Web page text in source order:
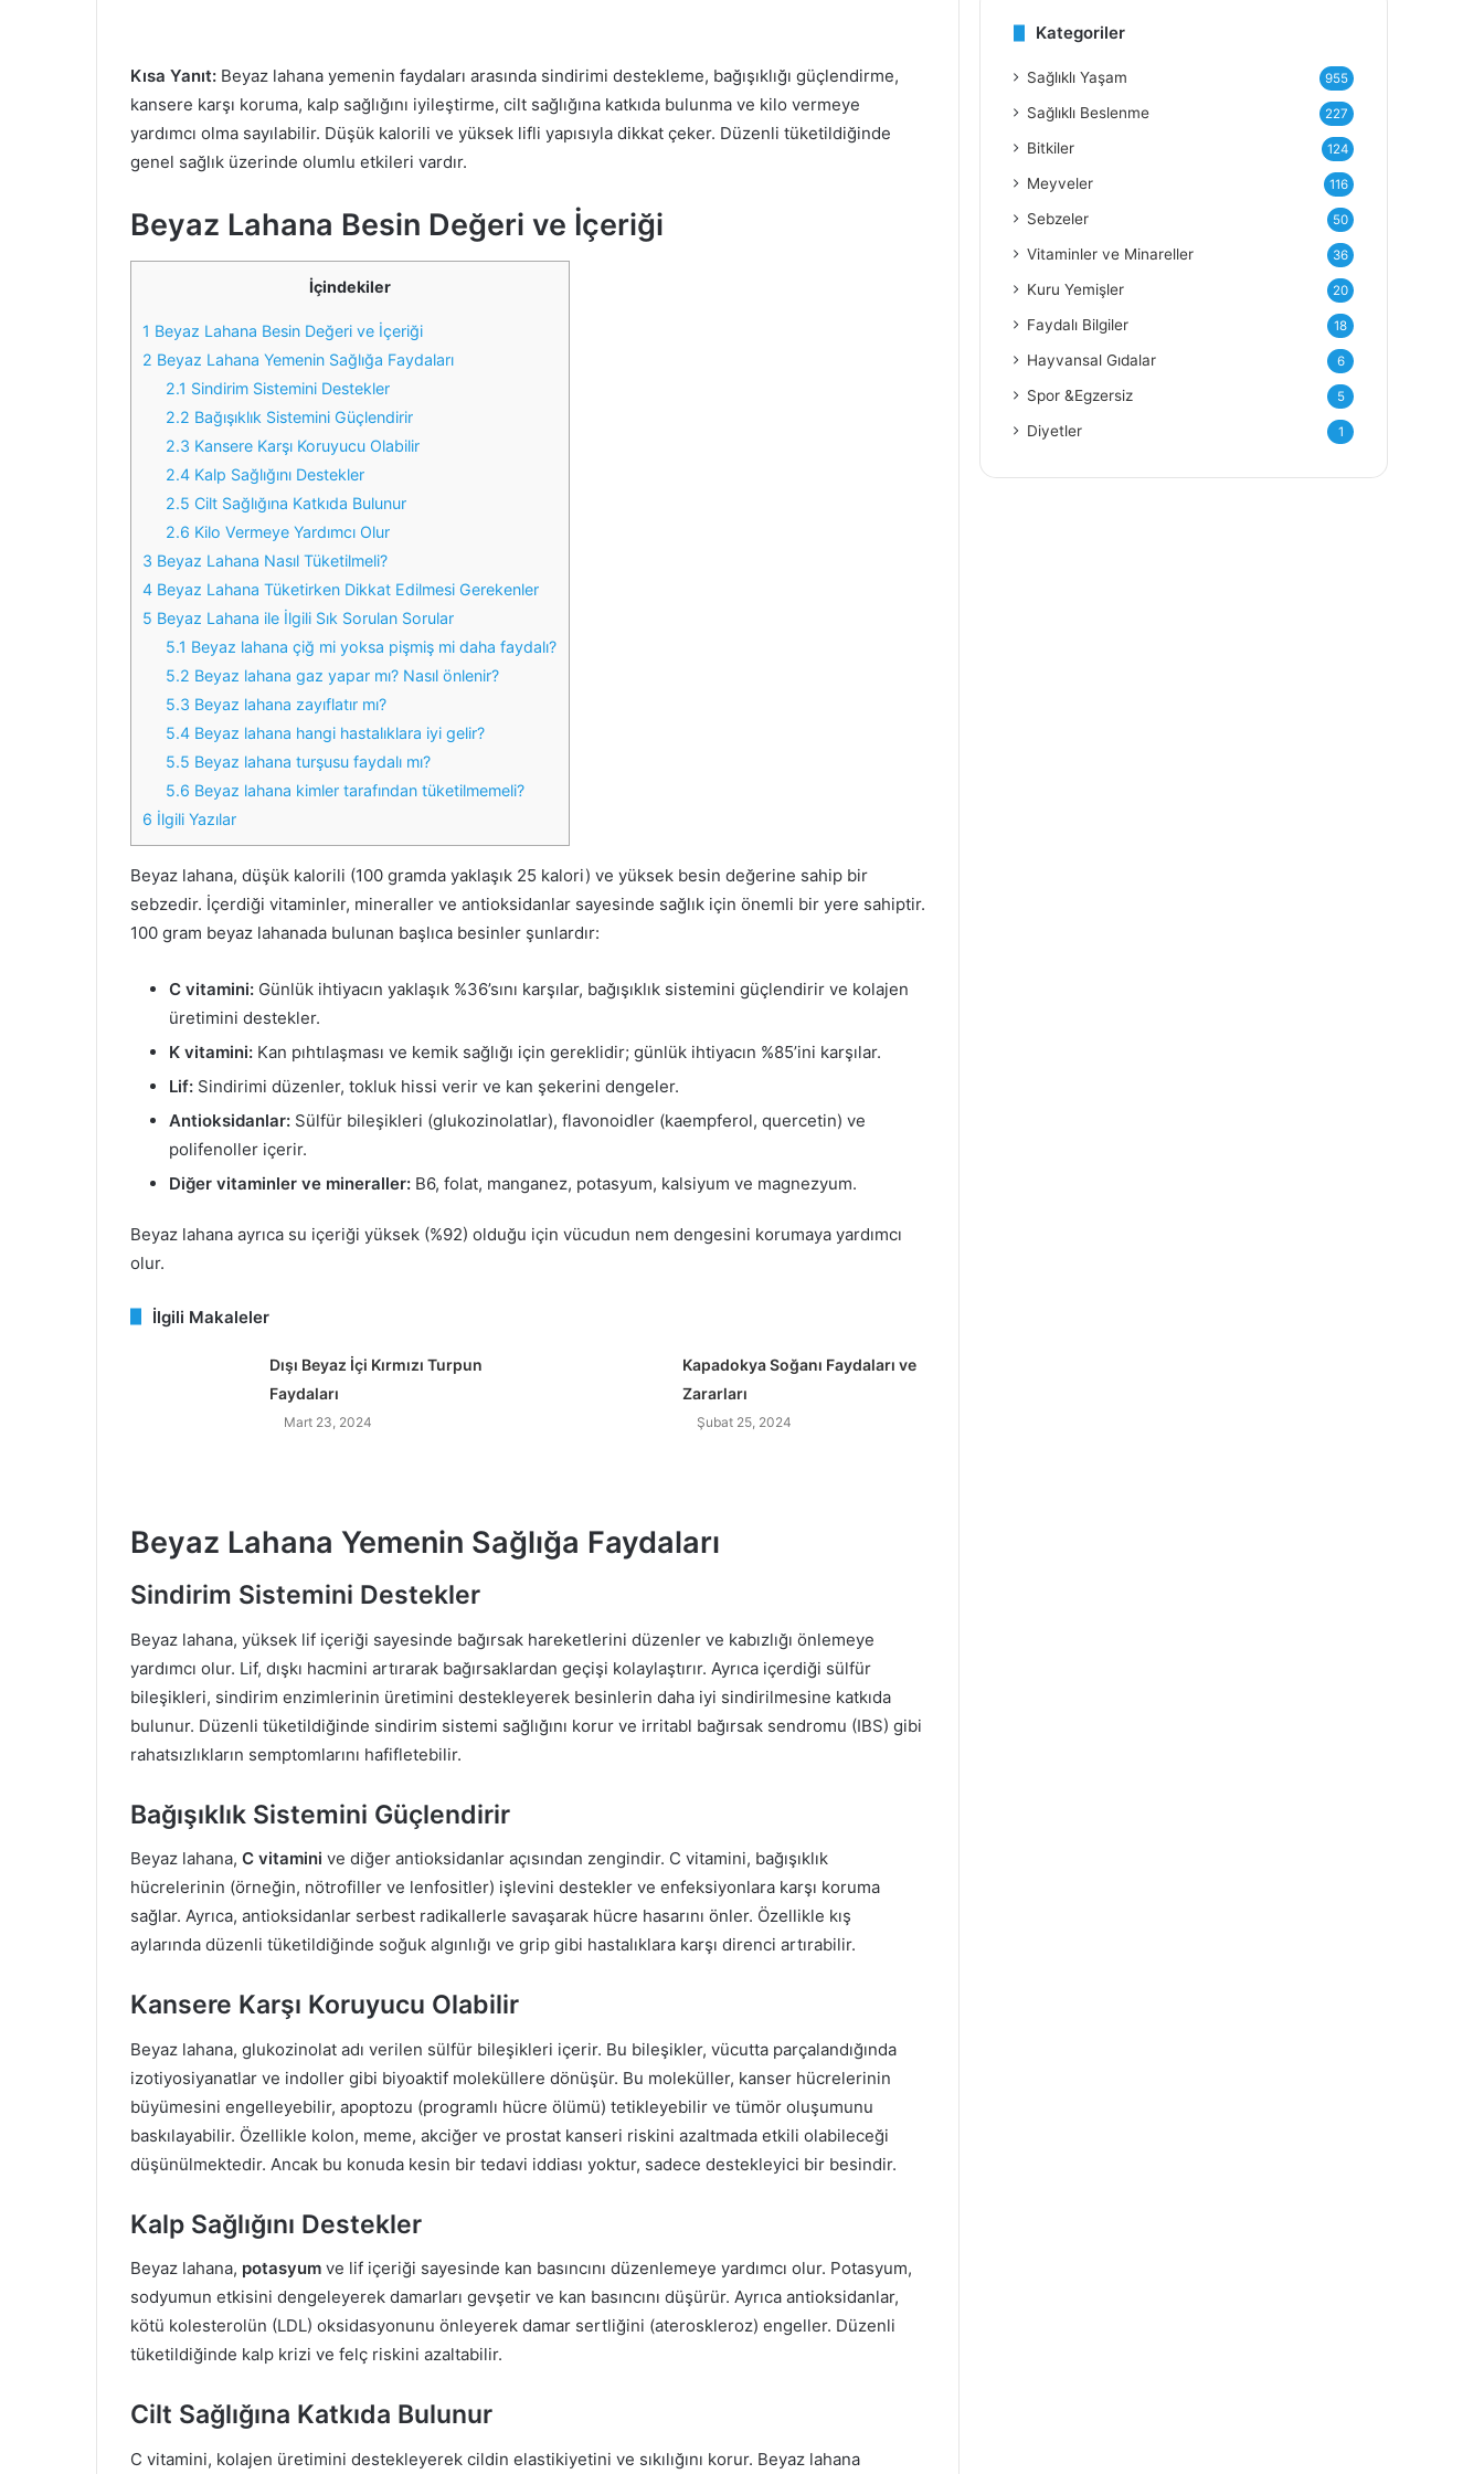
Kısa Yanıt: Beyaz lahana yemenin faydaları arasında sindirimi destekleme, bağışıklığı güçlendirme,
kansere karşı koruma, kalp sağlığını iyileştirme, cilt sağlığına katkıda bulunma ve kilo vermeye
yardımcı olma sayılabilir. Düşük kalorili ve yüksek lifli yapısıyla dikkat çeker. Düzenli tüketildiğinde
genel sağlık üzerinde olumlu etkileri vardır.
Beyaz Lahana Besin Değeri ve İçeriği
İçindekiler
1 Beyaz Lahana Besin Değeri ve İçeriği
2 Beyaz Lahana Yemenin Sağlığa Faydaları
2.1 Sindirim Sistemini Destekler
2.2 Bağışıklık Sistemini Güçlendirir
2.3 Kansere Karşı Koruyucu Olabilir
2.4 Kalp Sağlığını Destekler
2.5 Cilt Sağlığına Katkıda Bulunur
2.6 Kilo Vermeye Yardımcı Olur
3 Beyaz Lahana Nasıl Tüketilmeli?
4 Beyaz Lahana Tüketirken Dikkat Edilmesi Gerekenler
5 Beyaz Lahana ile İlgili Sık Sorulan Sorular
5.1 Beyaz lahana çiğ mi yoksa pişmiş mi daha faydalı?
5.2 Beyaz lahana gaz yapar mı? Nasıl önlenir?
5.3 Beyaz lahana zayıflatır mı?
5.4 Beyaz lahana hangi hastalıklara iyi gelir?
5.5 Beyaz lahana turşusu faydalı mı?
5.6 Beyaz lahana kimler tarafından tüketilmemeli?
6 İlgili Yazılar
Beyaz lahana, düşük kalorili (100 gramda yaklaşık 25 kalori) ve yüksek besin değerine sahip bir
sebzedir. İçerdiği vitaminler, mineraller ve antioksidanlar sayesinde sağlık için önemli bir yere sahiptir.
100 gram beyaz lahanada bulunan başlıca besinler şunlardır:
C vitamini: Günlük ihtiyacın yaklaşık %36’sını karşılar, bağışıklık sistemini güçlendirir ve kolajen
üretimini destekler.
K vitamini: Kan pıhtılaşması ve kemik sağlığı için gereklidir; günlük ihtiyacın %85’ini karşılar.
Lif: Sindirimi düzenler, tokluk hissi verir ve kan şekerini dengeler.
Antioksidanlar: Sülfür bileşikleri (glukozinolatlar), flavonoidler (kaempferol, quercetin) ve
polifenoller içerir.
Diğer vitaminler ve mineraller: B6, folat, manganez, potasyum, kalsiyum ve magnezyum.
Beyaz lahana ayrıca su içeriği yüksek (%92) olduğu için vücudun nem dengesini korumaya yardımcı
olur.
İlgili Makaleler
Dışı Beyaz İçi Kırmızı Turpun
Faydaları
Mart 23, 2024
Kapadokya Soğanı Faydaları ve
Zararları
Şubat 25, 2024
Beyaz Lahana Yemenin Sağlığa Faydaları
Sindirim Sistemini Destekler
Beyaz lahana, yüksek lif içeriği sayesinde bağırsak hareketlerini düzenler ve kabızlığı önlemeye
yardımcı olur. Lif, dışkı hacmini artırarak bağırsaklardan geçişi kolaylaştırır. Ayrıca içerdiği sülfür
bileşikleri, sindirim enzimlerinin üretimini destekleyerek besinlerin daha iyi sindirilmesine katkıda
bulunur. Düzenli tüketildiğinde sindirim sistemi sağlığını korur ve irritabl bağırsak sendromu (IBS) gibi
rahatsızlıkların semptomlarını hafifletebilir.
Bağışıklık Sistemini Güçlendirir
Beyaz lahana, C vitamini ve diğer antioksidanlar açısından zengindir. C vitamini, bağışıklık
hücrelerinin (örneğin, nötrofiller ve lenfositler) işlevini destekler ve enfeksiyonlara karşı koruma
sağlar. Ayrıca, antioksidanlar serbest radikallerle savaşarak hücre hasarını önler. Özellikle kış
aylarında düzenli tüketildiğinde soğuk algınlığı ve grip gibi hastalıklara karşı direnci artırabilir.
Kansere Karşı Koruyucu Olabilir
Beyaz lahana, glukozinolat adı verilen sülfür bileşikleri içerir. Bu bileşikler, vücutta parçalandığında
izotiyosiyanatlar ve indoller gibi biyoaktif moleküllere dönüşür. Bu moleküller, kanser hücrelerinin
büyümesini engelleyebilir, apoptozu (programlı hücre ölümü) tetikleyebilir ve tümör oluşumunu
baskılayabilir. Özellikle kolon, meme, akciğer ve prostat kanseri riskini azaltmada etkili olabileceği
düşünülmektedir. Ancak bu konuda kesin bir tedavi iddiası yoktur, sadece destekleyici bir besindir.
Kalp Sağlığını Destekler
Beyaz lahana, potasyum ve lif içeriği sayesinde kan basıncını düzenlemeye yardımcı olur. Potasyum,
sodyumun etkisini dengeleyerek damarları gevşetir ve kan basıncını düşürür. Ayrıca antioksidanlar,
kötü kolesterolün (LDL) oksidasyonunu önleyerek damar sertliğini (ateroskleroz) engeller. Düzenli
tüketildiğinde kalp krizi ve felç riskini azaltabilir.
Cilt Sağlığına Katkıda Bulunur
C vitamini, kolajen üretimini destekleyerek cildin elastikiyetini ve sıkılığını korur. Beyaz lahana
e
Kategoriler
Sağlıklı Yaşam 955
Sağlıklı Beslenme 227
Bitkiler 124
Meyveler 116
Sebzeler 50
Vitaminler ve Minareller 36
Kuru Yemişler 20
Faydalı Bilgiler 18
Hayvansal Gıdalar 6
Spor &Egzersiz 5
Diyetler 1